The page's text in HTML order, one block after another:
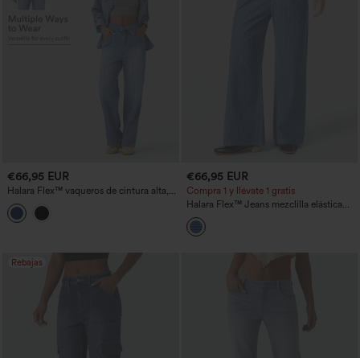
€66,95 EUR
Halara Flex™ vaqueros de cintura alta,
pernera recta y corte relajado con
bolsillos
€66,95 EUR
Compra 1 y llévate 1 gratis
Halara Flex™ Jeans mezclilla elástica
lavada pierna ancha rayas múltiples
bolsillos tiro alto
Rebajas